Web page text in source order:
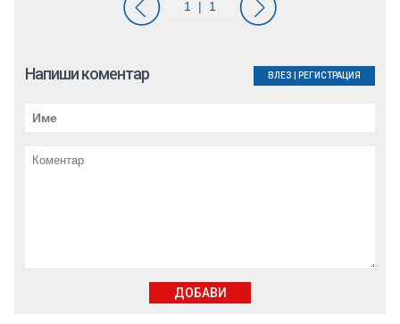
Напиши коментар ВЛЕЗ РЕГИСТРАЦИЯ
ДОБАВИ